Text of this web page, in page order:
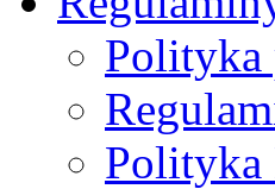
Polityka
Polityka